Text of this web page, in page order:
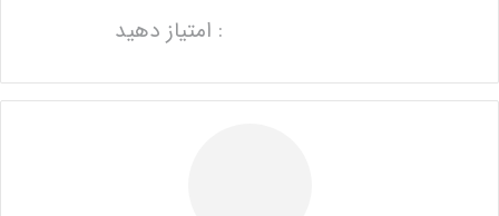
: امتیاز دهید